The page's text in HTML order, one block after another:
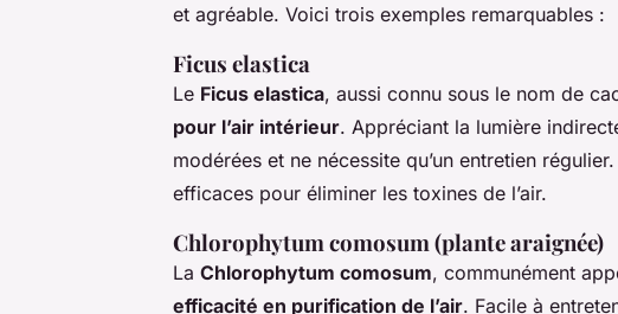
et agréable. Voici trois exemples remarquables :
Ficus elastica
Le Ficus elastica, aussi connu sous le nom de
pour l’air intérieur. Appréciant la lumière
modérées et ne nécessite qu’un entretien
efficaces pour éliminer les toxines de l’air.
Chlorophytum comosum (plante araignée)
La Chlorophytum comosum, communément
efficacité en purification de l’air. Facile à